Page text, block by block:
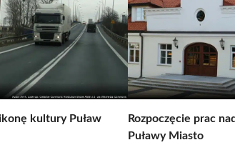
kultury Puław
Rozpoczęcie prac
Puławy Miasto